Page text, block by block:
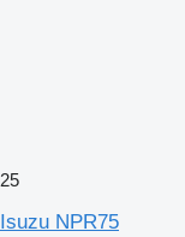
25
Isuzu NPR75